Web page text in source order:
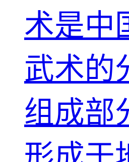
术是中
武术的
组成部